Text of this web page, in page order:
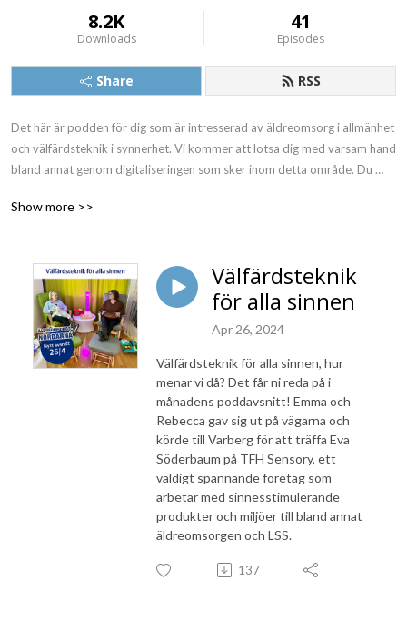
8.2K
Downloads
41
Episodes
Share RSS
Det här är podden för dig som är intresserad av äldreomsorg i allmänhet
och välfärdsteknik i synnerhet. Vi kommer att lotsa dig med varsam hand
bland annat genom digitaliseringen som sker inom detta område. Du
IT-tekniker. Eller bara lika nördig som vi på Phoniro när det gäller smarta
så är detta podden för dig. Välkommen!
Show more >>
Välfärdsteknik
för alla sinnen
Apr 26, 2024
Välfärdsteknik för alla sinnen, hur
menar vi då? Det får ni reda på i
månadens poddavsnitt! Emma och
Rebecca gav sig ut på vägarna och
körde till Varberg för att träffa Eva
Söderbaum på TFH Sensory, ett
väldigt spännande företag som
arbetar med sinnesstimulerande
produkter och miljöer till bland annat
äldreomsorgen och LSS.
137